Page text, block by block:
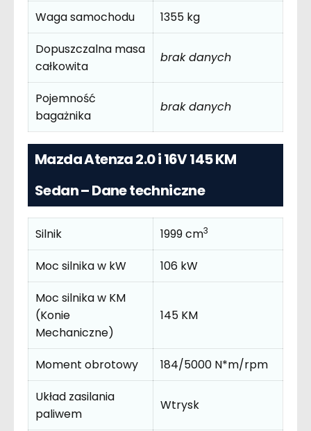
Waga samochodu
1355 kg
Dopuszczalna masa
całkowita
brak danych
Pojemność
bagażnika
brak danych
Mazda Atenza 2.0 i 16V 145 KM
Sedan – Dane techniczne
Silnik 1999 cm3
Moc silnika w kW
106 kW
Moc silnika w KM
(Konie
Mechaniczne)
145 KM
Moment obrotowy
184/5000 N*m/rpm
Układ zasilania
paliwem
Wtrysk